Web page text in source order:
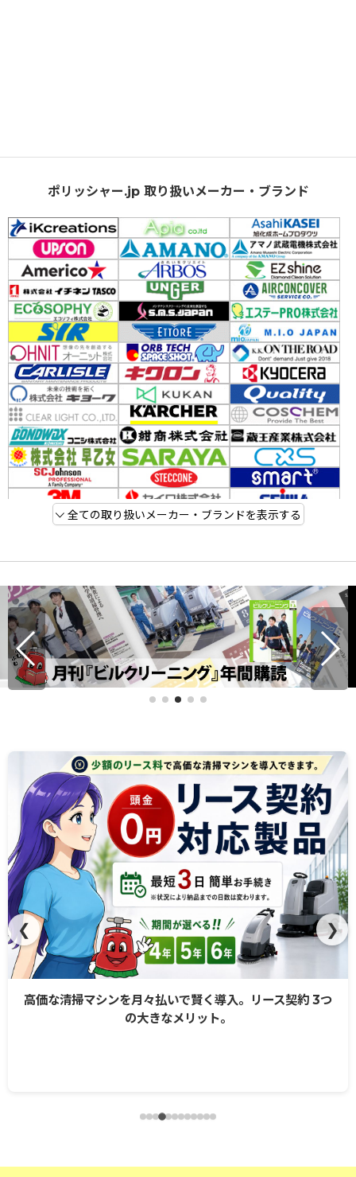
ポリッシャー.jp 取り扱いメーカー・ブランド
全ての取り扱いメーカー・ブランドを表示する
高価な清掃マシンを月々払いで賢く導入。リース契約 3つ
の大きなメリット。
❮ ❯